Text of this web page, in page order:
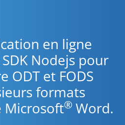
en ligne
Nodejs pour
ODT et FODS
formats
Microsoft® Word.